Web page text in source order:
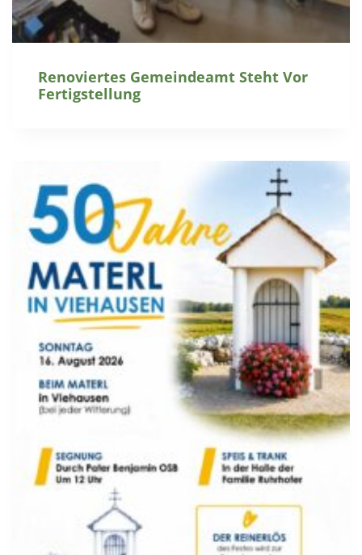
Renoviertes Gemeindeamt Steht Vor
Fertigstellung